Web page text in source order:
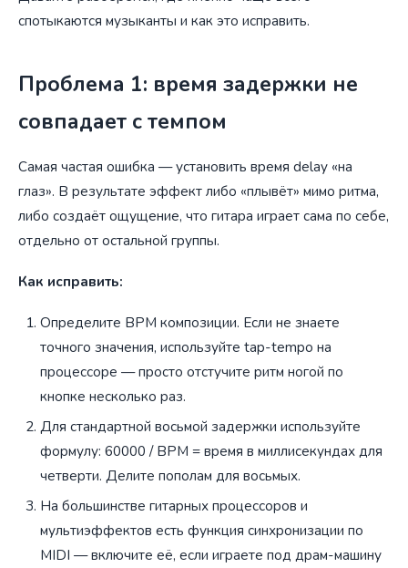
спотыкаются музыканты и как это исправить.
Проблема 1: время задержки не
совпадает с темпом
Самая частая ошибка — установить время delay «на
глаз». В результате эффект либо «плывёт» мимо ритма,
либо создаёт ощущение, что гитара играет сама по себе,
отдельно от остальной группы.
Как исправить:
Определите BPM композиции. Если не знаете
точного значения, используйте tap-tempo на
процессоре — просто отстучите ритм ногой по
кнопке несколько раз.
Для стандартной восьмой задержки используйте
формулу: 60000 / BPM = время в миллисекундах для
четверти. Делите пополам для восьмых.
На большинстве гитарных процессоров и
мультиэффектов есть функция синхронизации по
MIDI — включите её, если играете под драм-машину